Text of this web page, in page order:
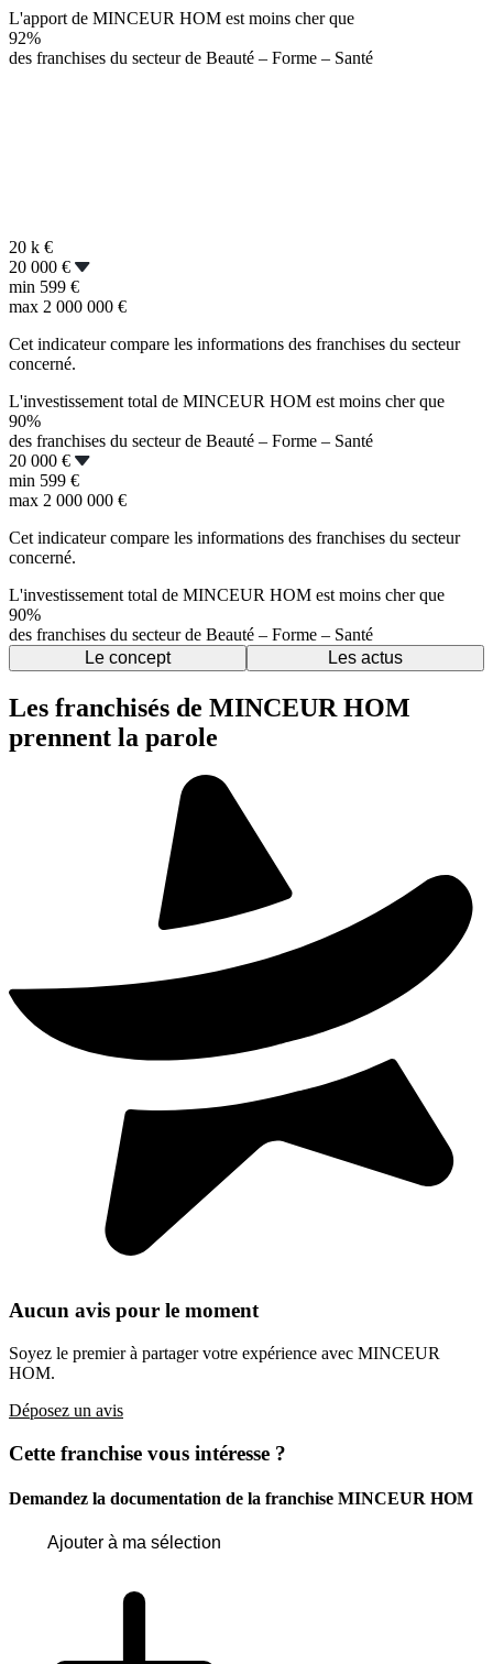
L'apport de MINCEUR HOM est moins cher que
92%
des franchises du secteur de Beauté – Forme – Santé
20 k €
20 000 €
min 599 €
max 2 000 000 €
Cet indicateur compare les informations des franchises du secteur
concerné.
L'investissement total de MINCEUR HOM est moins cher que
90%
des franchises du secteur de Beauté – Forme – Santé
20 000 €
min 599 €
max 2 000 000 €
Cet indicateur compare les informations des franchises du secteur
concerné.
L'investissement total de MINCEUR HOM est moins cher que
90%
des franchises du secteur de Beauté – Forme – Santé
Le concept
Les actus
Les franchisés de MINCEUR HOM
prennent la parole
Aucun avis pour le moment
Soyez le premier à partager votre expérience avec MINCEUR
HOM.
Déposez un avis
Cette franchise vous intéresse ?
Demandez la documentation de la franchise MINCEUR HOM
Ajouter à ma sélection